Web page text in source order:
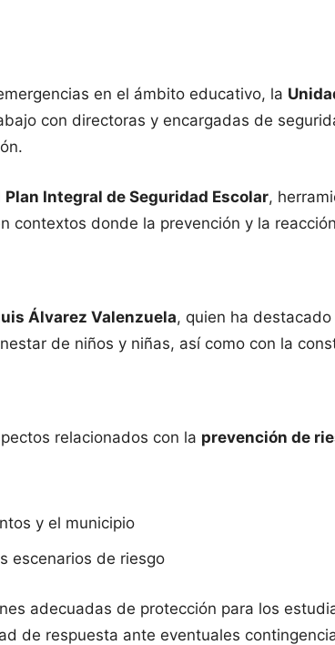
en el ámbito educativo, la
con directoras y encargadas de
Plan Integral de Seguridad Escolar,
contextos donde la prevención y la
Álvarez Valenzuela, quien ha
de niños y niñas, así como con la
relacionados con la prevención de
y el municipio
escenarios de riesgo
adecuadas de protección para los
de respuesta ante eventuales